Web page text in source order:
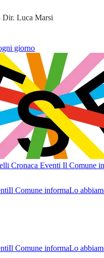
Dir. Luca Marsi
giorno
Cronaca Eventi Il Comune
Il Comune informaLo
Il Comune informaLo